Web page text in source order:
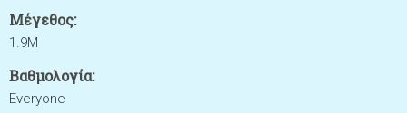
Μέγεθος:
1.9M
Βαθμολογία:
Everyone